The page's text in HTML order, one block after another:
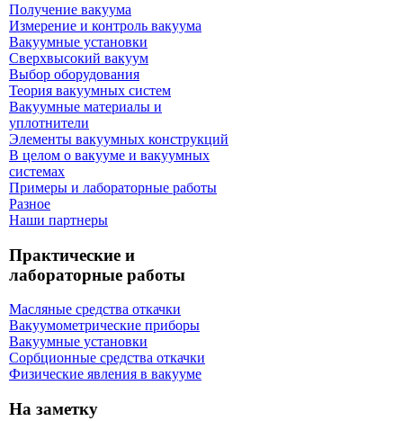
Получение вакуума
Измерение и контроль вакуума
Вакуумные установки
Сверхвысокий вакуум
Выбор оборудования
Теория вакуумных систем
Вакуумные материалы и
уплотнители
Элементы вакуумных конструкций
В целом о вакууме и вакуумных
системах
Примеры и лабораторные работы
Разное
Наши партнеры
Практические и
лабораторные работы
Масляные средства откачки
Вакуумометрические приборы
Вакуумные установки
Сорбционные средства откачки
Физические явления в вакууме
На заметку